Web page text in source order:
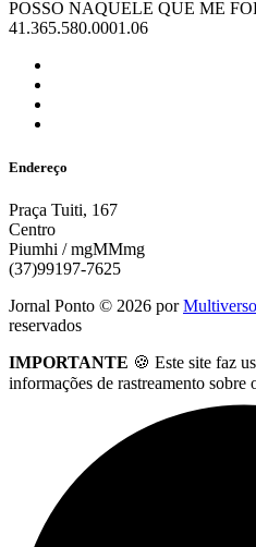
POSSO NAQUELE QUE ME
41.365.580.0001.06
Endereço
Praça Tuiti, 167
Centro
Piumhi / mgMMmg
(37)99197-7625
Jornal Ponto © 2026 por
reservados
IMPORTANTE 🍪 Este site faz
informações de rastreamento sobre